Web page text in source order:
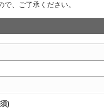
で、ご了承ください。
)